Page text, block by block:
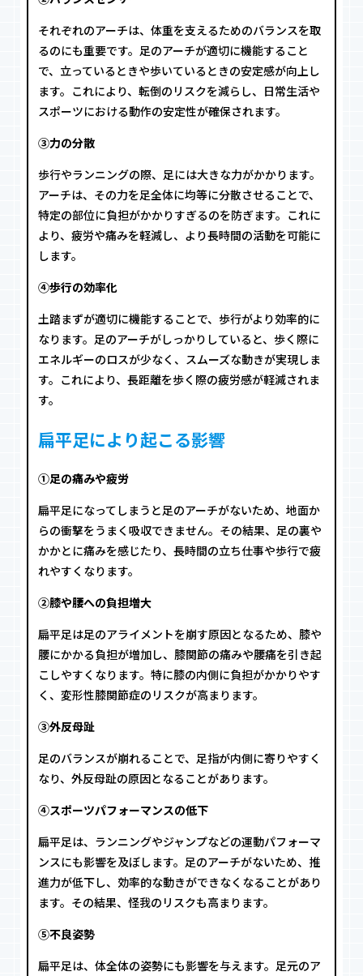
それぞれのアーチは、体重を支えるためのバランスを取
るのにも重要です。足のアーチが適切に機能すること
で、立っているときや歩いているときの安定感が向上し
ます。これにより、転倒のリスクを減らし、日常生活や
スポーツにおける動作の安定性が確保されます。
③力の分散
歩行やランニングの際、足には大きな力がかかります。
アーチは、その力を足全体に均等に分散させることで、
特定の部位に負担がかかりすぎるのを防ぎます。これに
より、疲労や痛みを軽減し、より長時間の活動を可能に
します。
④歩行の効率化
土踏まずが適切に機能することで、歩行がより効率的に
なります。足のアーチがしっかりしていると、歩く際に
エネルギーのロスが少なく、スムーズな動きが実現しま
す。これにより、長距離を歩く際の疲労感が軽減されま
す。
扁平足により起こる影響
①足の痛みや疲労
扁平足になってしまうと足のアーチがないため、地面か
らの衝撃をうまく吸収できません。その結果、足の裏や
かかとに痛みを感じたり、長時間の立ち仕事や歩行で疲
れやすくなります。
②膝や腰への負担増大
扁平足は足のアライメントを崩す原因となるため、膝や
腰にかかる負担が増加し、膝関節の痛みや腰痛を引き起
こしやすくなります。特に膝の内側に負担がかかりやす
く、変形性膝関節症のリスクが高まります。
③外反母趾
足のバランスが崩れることで、足指が内側に寄りやすく
なり、外反母趾の原因となることがあります。
④スポーツパフォーマンスの低下
扁平足は、ランニングやジャンプなどの運動パフォーマ
ンスにも影響を及ぼします。足のアーチがないため、推
進力が低下し、効率的な動きができなくなることがあり
ます。その結果、怪我のリスクも高まります。
⑤不良姿勢
扁平足は、体全体の姿勢にも影響を与えます。足元のア